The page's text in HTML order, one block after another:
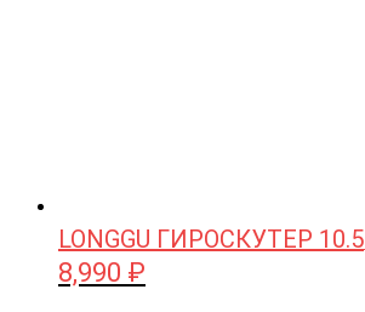
LONGGU ГИРОСКУТЕР 10.5
Первоначальная
8,990 ₽